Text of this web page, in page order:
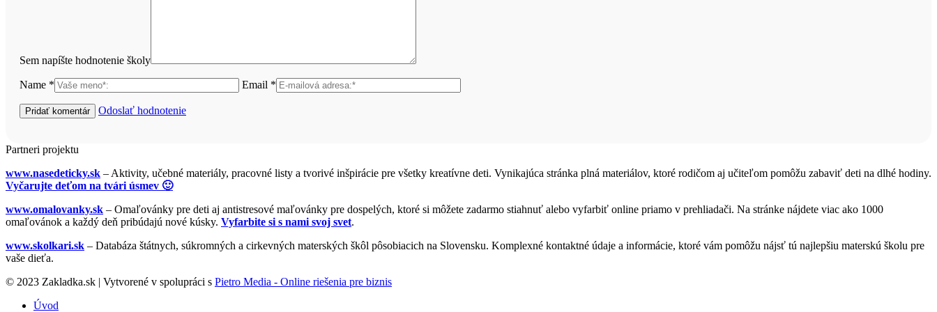
Sem napíšte hodnotenie školy
Name * Email *
Odoslať hodnotenie
Partneri projektu
www.nasedeticky.sk – Aktivity, učebné materiály, pracovné listy a tvorivé inšpirácie pre všetky kreatívne deti. Vynikajúca stránka plná materiálov, ktoré rodičom aj učiteľom pomôžu zabaviť deti na dlhé hodiny.
Vyčarujte deťom na tvári úsmev 🙂
www.omalovanky.sk – Omaľovánky pre deti aj antistresové maľovánky pre dospelých, ktoré si môžete zadarmo stiahnuť alebo vyfarbiť online priamo v prehliadači. Na stránke nájdete viac ako 1000
omaľovánok a každý deň pribúdajú nové kúsky. Vyfarbite si s nami svoj svet.
www.skolkari.sk – Databáza štátnych, súkromných a cirkevných materských škôl pôsobiacich na Slovensku. Komplexné kontaktné údaje a informácie, ktoré vám pomôžu nájsť tú najlepšiu materskú školu pre
vaše dieťa.
© 2023 Zakladka.sk | Vytvorené v spolupráci s Pietro Media - Online riešenia pre biznis
Úvod